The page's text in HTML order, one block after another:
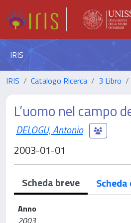
IRIS
IRIS Catalogo Ricerca 3 Libro
L’uomo nel campo
DELOGU, Antonio
2003-01-01
Scheda breve
Anno
2003